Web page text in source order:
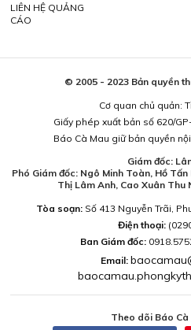
LIÊN HỆ QUẢNG
CÁO
© 2005 - 2023 Bản quyền
Cơ quan chủ quản:
Giấy phép xuất bản số 620/
Báo Cà Mau giữ bản quyền
Giám đốc:
Phó Giám đốc: Ngô Minh Toàn, Hồ
Thị Lâm Anh, Cao Xuân Thu
Tòa soạn:Số 413 Nguyễn Trãi,
Điện thoại:
Ban Giám đốc:
Email:
Theo dõi Báo Cà